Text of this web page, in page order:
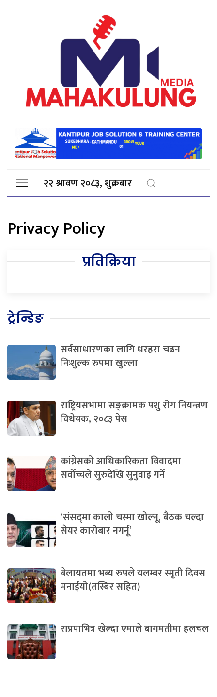
२२ श्रावण २०८३, शुक्रबार
Privacy Policy
प्रतिक्रिया
ट्रेन्डिङ
सर्वसाधारणका लागि धरहरा चढन
निःशुल्क रुपमा खुल्ला
राष्ट्रियसभामा सङ्क्रामक पशु रोग नियन्त्रण
विधेयक, २०८३ पेस
कांग्रेसको आधिकारिकता विवादमा
सर्वोच्चले सुरुदेखि सुनुवाइ गर्ने
‘संसद्‍मा कालो चस्मा खोल्नू, बैठक चल्दा
सेयर कारोबार नगर्नू’
बेलायतमा भब्य रुपले यलम्बर स्मृती दिवस
मनाईयो(तस्बिर सहित)
राप्रपाभित्र खेल्दा एमाले बागमतीमा हलचल